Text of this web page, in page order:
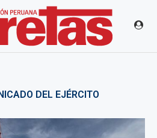
DEL EJÉRCITO